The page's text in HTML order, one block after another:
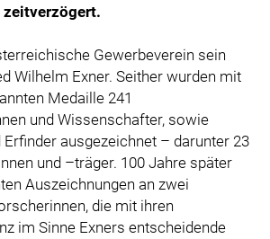
zeitverzögert.
Gewerbeverein sein
Wilhelm Exner. Seither wurden mit
Medaille 241
und Wissenschafter, sowie
Erfinder ausgezeichnet – darunter 23
und –träger. 100 Jahre später
Auszeichnungen an zwei
die mit ihren
im Sinne Exners entscheidende